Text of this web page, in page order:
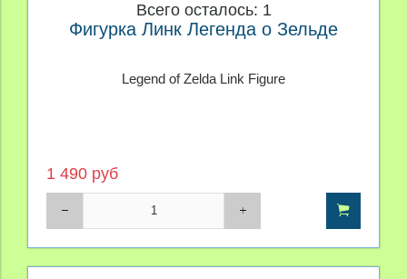
Всего осталось: 1
Фигурка Линк Легенда о Зельде
Legend of Zelda Link Figure
1 490 руб